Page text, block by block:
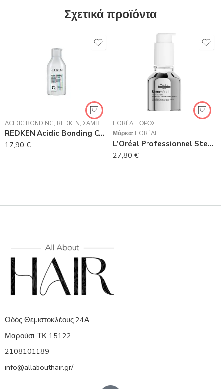
Σχετικά προϊόντα
ACIDIC BONDING, REDKEN, ΣΑΜΠΟΥΆΝ
REDKEN Acidic Bonding Concentrate Shampoo 300ml
17,90 €
L’ORÉAL, ΟΡΌΣ
Μάρκα: L’ORÉAL
L’Oréal Professionnel SteamPod Περιποίηση Λείανσης 50ml
27,80 €
Οδός Θεμιστοκλέους 24Α,
Μαρούσι, ΤΚ 15122
2108101189
info@allabouthair.gr/